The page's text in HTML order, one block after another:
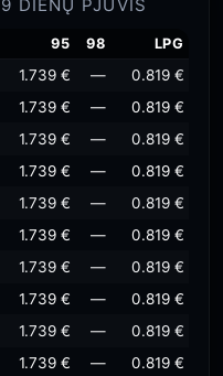
DIENŲ PJŪVIS
95 98 LPG
1.739 € —
0.819 €
1.739 € —
0.819 €
1.739 € —
0.819 €
1.739 € —
0.819 €
1.739 € —
0.819 €
1.739 € —
0.819 €
1.739 € —
0.819 €
1.739 € —
0.819 €
1.739 € —
0.819 €
1.739 € —
0.819 €